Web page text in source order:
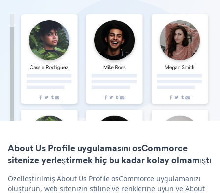
About Us Profile uygulamasını osCommorce
sitenize yerleştirmek hiç bu kadar kolay olmamıştı
Özelleştirilmiş About Us Profile osCommorce uygulamanızı
oluşturun, web sitenizin stiline ve renklerine uyun ve About